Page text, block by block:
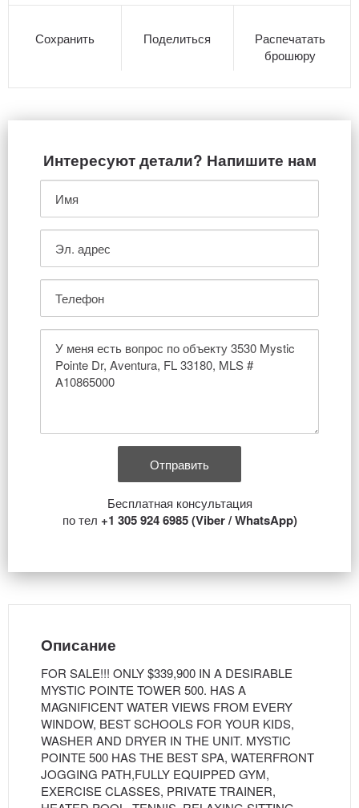
Сохранить Поделиться
Распечатать
брошюру
Интересуют детали? Напишите нам
Бесплатная консультация
по тел +1 305 924 6985 (Viber / WhatsApp)
Описание
FOR SALE!!! ONLY $339,900 IN A DESIRABLE
MYSTIC POINTE TOWER 500. HAS A
MAGNIFICENT WATER VIEWS FROM EVERY
WINDOW, BEST SCHOOLS FOR YOUR KIDS,
WASHER AND DRYER IN THE UNIT. MYSTIC
POINTE 500 HAS THE BEST SPA, WATERFRONT
JOGGING PATH,FULLY EQUIPPED GYM,
EXERCISE CLASSES, PRIVATE TRAINER,